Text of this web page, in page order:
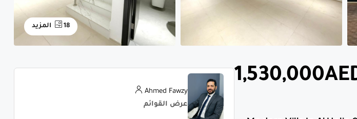
18 المزيد
Ahmed Fawzy
عرض القوائم